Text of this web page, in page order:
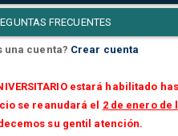
FRECUENTES
una cuenta? Crear cuenta
estará habilitado
se reanudará el 2 de enero de
su gentil atención.